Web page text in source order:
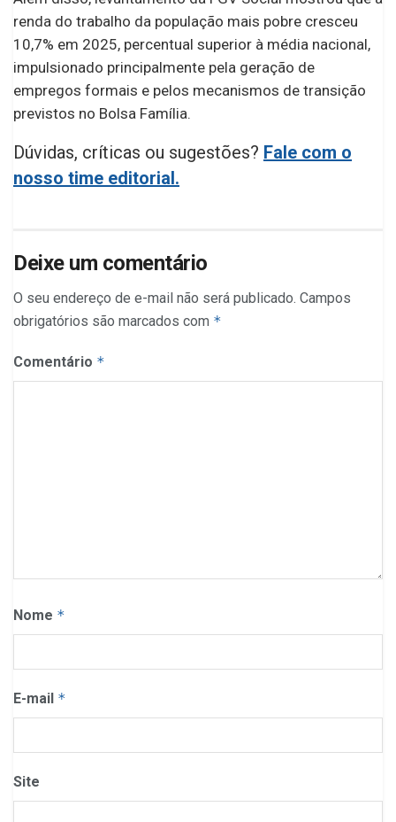
renda do trabalho da população mais pobre cresceu
10,7% em 2025, percentual superior à média nacional,
impulsionado principalmente pela geração de
empregos formais e pelos mecanismos de transição
previstos no Bolsa Família.
Dúvidas, críticas ou sugestões? Fale com o
nosso time editorial.
Deixe um comentário
O seu endereço de e-mail não será publicado. Campos
obrigatórios são marcados com *
Comentário *
Nome *
E-mail *
Site